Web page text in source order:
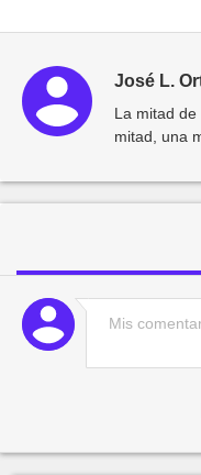
José L.
La mitad
mitad, una